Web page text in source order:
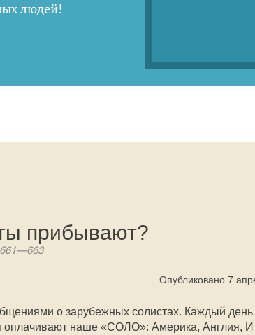
людей!
прибывают?
Опубликовано 7
о зарубежных солистах. Каждый день
оплачивают наше «СОЛО»: Америка, Англия,